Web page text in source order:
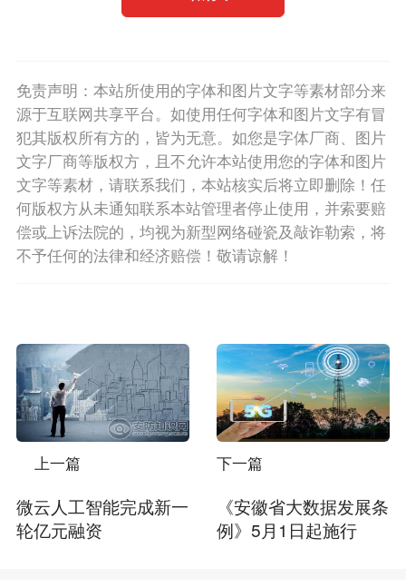
免责声明：本站所使用的字体和图片文字等素材部分来
源于互联网共享平台。如使用任何字体和图片文字有冒
犯其版权所有方的，皆为无意。如您是字体厂商、图片
文字厂商等版权方，且不允许本站使用您的字体和图片
文字等素材，请联系我们，本站核实后将立即删除！任
何版权方从未通知联系本站管理者停止使用，并索要赔
偿或上诉法院的，均视为新型网络碰瓷及敲诈勒索，将
不予任何的法律和经济赔偿！敬请谅解！
上一篇
微云人工智能完成新一
轮亿元融资
下一篇
《安徽省大数据发展条
例》5月1日起施行